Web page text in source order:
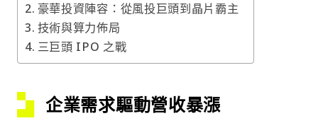
豪華投資陣容：從風投巨頭到晶片霸主
技術與算力佈局
三巨頭 IPO 之戰
企業需求驅動營收暴漲